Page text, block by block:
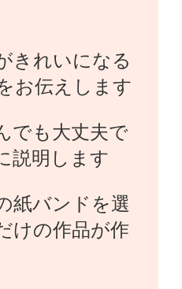
きれいになる
お伝えします
でも大丈夫で
説明します
紙バンドを選
けの作品が作